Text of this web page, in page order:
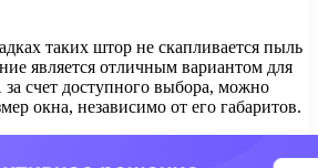
таких штор не скапливается пыль
является отличным вариантом для
счет доступного выбора, можно
окна, независимо от его габаритов.